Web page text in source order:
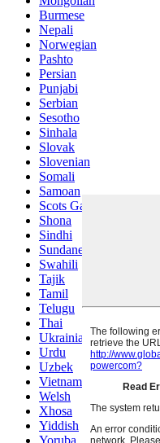
Burmese
Nepali
Norwegian
Pashto
Persian
Punjabi
Serbian
Sesotho
Sinhala
Slovak
Slovenian
Somali
Samoan
Scots Gaelic
Shona
Sindhi
Sundanese
Swahili
Tajik
Tamil
Telugu
Thai
Ukrainian
Urdu
Uzbek
Vietnamese
Welsh
Xhosa
Yiddish
Yoruba